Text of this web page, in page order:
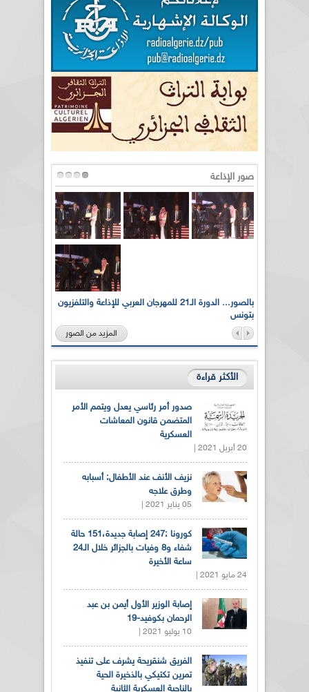
صور الإذاعة
بالصور... الدورة الـ21 للمهرجان العربي للإذاعة والتلفزيون
بتونس
المزيد من الصور
الأكثر قراءة
صدور أمر رئاسي يعدل ويتمم الأمر
المتضمن قانون المعاشات
العسكرية
20 أبريل 2021 |
نزيف الأنف عند الأطفال: أسبابه
وطرق علاجه
05 يناير 2021 |
كورونا :247 إصابة جديدة،151 حالة
شفاء و8 وفيات بالجزائر خلال الـ24
ساعة الأخيرة
24 مايو 2021 |
إصابة الوزير الأول أيمن بن عبد
الرحمان بكوفيد-19
10 يوليو 2021 |
الفريق شنقريحة يشرف على تنفيذ
تمرين تكتيكي بالذخيرة الحية
بالناحية العسكرية الثانية